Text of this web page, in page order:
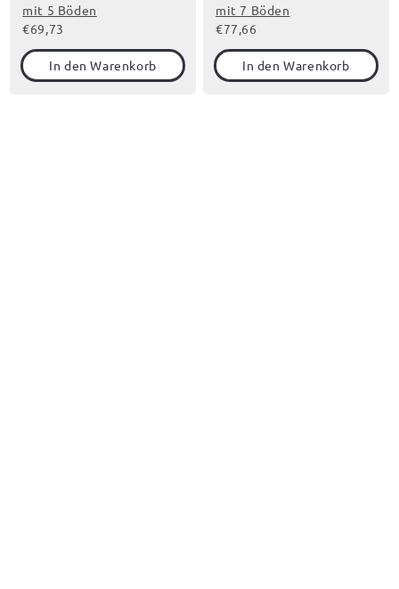
mit 5 Böden
€69,73
In den Warenkorb
mit 7 Böden
€77,66
In den Warenkorb